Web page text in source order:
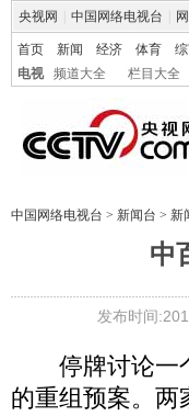
央视网 中国网络电视台
首页 新闻 经济 体育
电视
频道大全 栏目大全
中国网络电视台 > 新闻台 > 新
中
发布时间
停牌讨论一个
的重组预案。两